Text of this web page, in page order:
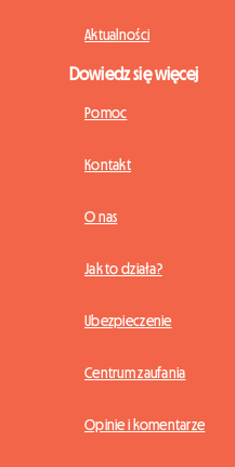
Aktualności
Dowiedz się więcej
Pomoc
Kontakt
O nas
Jak to działa?
Ubezpieczenie
Centrum zaufania
Opinie i komentarze